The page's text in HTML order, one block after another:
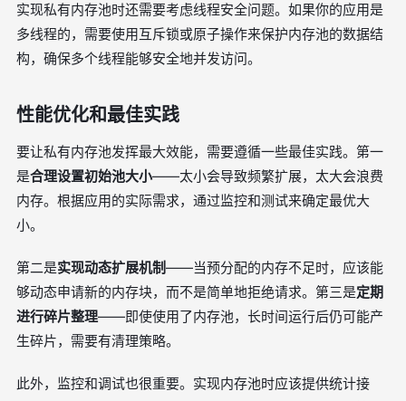
实现私有内存池时还需要考虑线程安全问题。如果你的应用是
多线程的，需要使用互斥锁或原子操作来保护内存池的数据结
构，确保多个线程能够安全地并发访问。
性能优化和最佳实践
要让私有内存池发挥最大效能，需要遵循一些最佳实践。第一
是合理设置初始池大小——太小会导致频繁扩展，太大会浪费
内存。根据应用的实际需求，通过监控和测试来确定最优大
小。
第二是实现动态扩展机制——当预分配的内存不足时，应该能
够动态申请新的内存块，而不是简单地拒绝请求。第三是定期
进行碎片整理——即使使用了内存池，长时间运行后仍可能产
生碎片，需要有清理策略。
此外，监控和调试也很重要。实现内存池时应该提供统计接